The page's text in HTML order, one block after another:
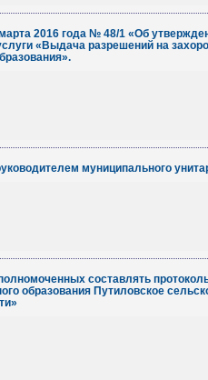
2016 года № 48/1 «Об
«Выдача разрешений на
муниципального
составлять
образования Путиловское